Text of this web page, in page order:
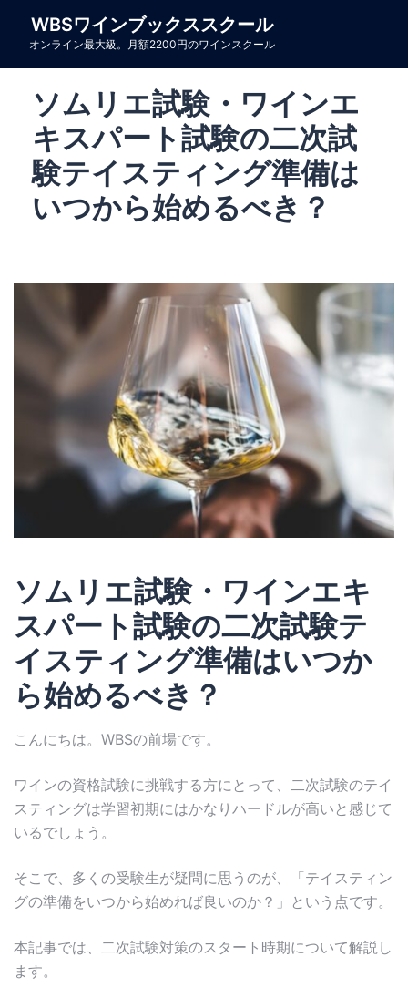
WBSワインブックススクール
オンライン最大級。月額2200円のワインスクール
ソムリエ試験・ワインエ
キスパート試験の二次試
験テイスティング準備は
いつから始めるべき？
ソムリエ試験・ワインエキ
スパート試験の二次試験テ
イスティング準備はいつか
ら始めるべき？
こんにちは。WBSの前場です。
ワインの資格試験に挑戦する方にとって、二次試験のテイ
スティングは学習初期にはかなりハードルが高いと感じて
いるでしょう。
そこで、多くの受験生が疑問に思うのが、「テイスティン
グの準備をいつから始めれば良いのか？」という点です。
本記事では、二次試験対策のスタート時期について解説し
ます。